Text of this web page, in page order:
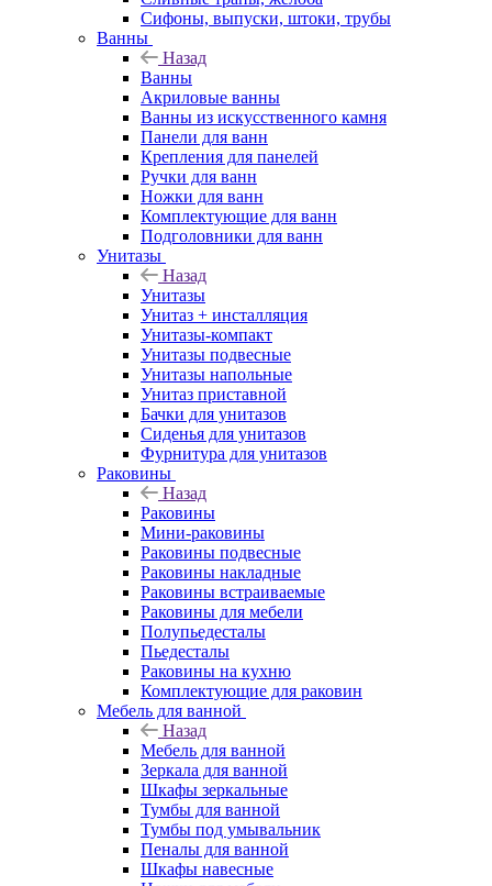
Сифоны, выпуски, штоки, трубы
Ванны
Назад
Ванны
Акриловые ванны
Ванны из искусственного камня
Панели для ванн
Крепления для панелей
Ручки для ванн
Ножки для ванн
Комплектующие для ванн
Подголовники для ванн
Унитазы
Назад
Унитазы
Унитаз + инсталляция
Унитазы-компакт
Унитазы подвесные
Унитазы напольные
Унитаз приставной
Бачки для унитазов
Сиденья для унитазов
Фурнитура для унитазов
Раковины
Назад
Раковины
Мини-раковины
Раковины подвесные
Раковины накладные
Раковины встраиваемые
Раковины для мебели
Полупьедесталы
Пьедесталы
Раковины на кухню
Комплектующие для раковин
Мебель для ванной
Назад
Мебель для ванной
Зеркала для ванной
Шкафы зеркальные
Тумбы для ванной
Тумбы под умывальник
Пеналы для ванной
Шкафы навесные